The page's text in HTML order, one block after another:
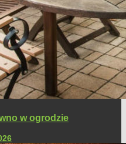
w ogrodzie